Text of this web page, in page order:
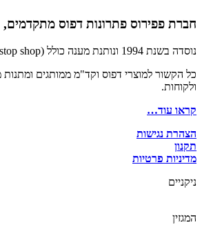
חברת פפירוס פתרונות דפוס מתקדמים,
נוסדה בשנת 1994 ונותנת מענה כולל (one stop shop) לחברות ועסקים,
כל הקשור למוצרי דפוס וקד"מ ממותגים ומתנות
ולקוחות.
קראו עוד…
הצהרת נגישות
תקנון
מדיניות פרטיות
ניקניים
המגזין